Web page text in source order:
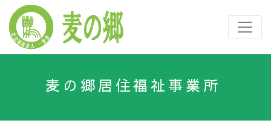
麦の郷居住福祉事業所